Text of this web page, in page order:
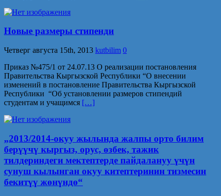
Новые размеры стипенди
Четверг августа 15th, 2013 kutbilim 0
Приказ №475/1 от 24.07.13 О реализации постановления
Правительства Кыргызской Республики “О внесении
изменений в постановление Правительства Кыргызской
Республики “Об установлении размеров стипендий
студентам и учащимся […]
„2013/2014-окуу жылында жалпы орто билим
берүүчү кыргыз, орус, өзбек, тажик
тилдериндеги мектептерде пайдалануу үчүн
сунуш кылынган окуу китептеринин тизмесин
бекитүү жөнүндө“